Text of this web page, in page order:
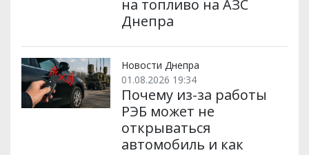
на топливо на АЗС
Днепра
Новости Днепра
01.08.2026 19:34
Почему из-за работы
РЭБ может не
открываться
автомобиль и как